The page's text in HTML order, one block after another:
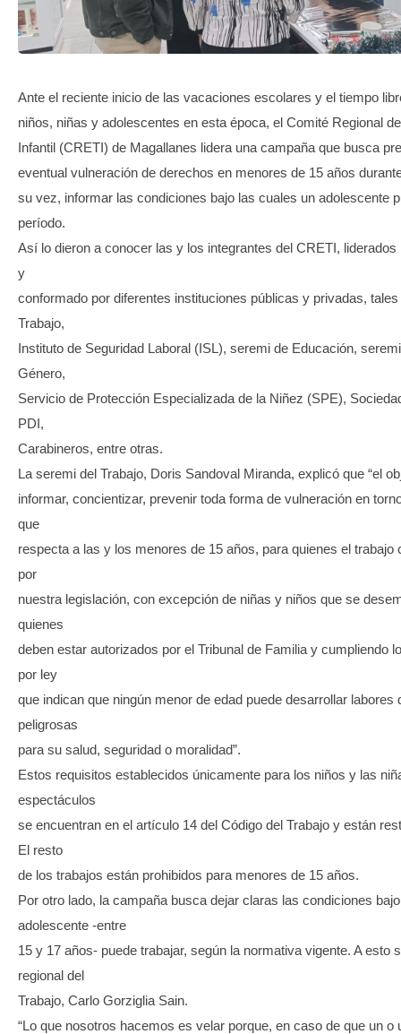
Ante el reciente inicio de las vacaciones escolares y el tiempo
niños, niñas y adolescentes en esta época, el Comité Regional
Infantil (CRETI) de Magallanes lidera una campaña que busca
eventual vulneración de derechos en menores de 15 años
su vez, informar las condiciones bajo las cuales un adolescente
período.
Así lo dieron a conocer las y los integrantes del CRETI, liderados
y
conformado por diferentes instituciones públicas y privadas,
Trabajo,
Instituto de Seguridad Laboral (ISL), seremi de Educación,
Género,
Servicio de Protección Especializada de la Niñez (SPE),
PDI,
Carabineros, entre otras.
La seremi del Trabajo, Doris Sandoval Miranda, explicó que “el
informar, concientizar, prevenir toda forma de vulneración en
que
respecta a las y los menores de 15 años, para quienes el trabajo
por
nuestra legislación, con excepción de niñas y niños que se
quienes
deben estar autorizados por el Tribunal de Familia y cumpliendo
por ley
que indican que ningún menor de edad puede desarrollar labores
peligrosas
para su salud, seguridad o moralidad”.
Estos requisitos establecidos únicamente para los niños y las
espectáculos
se encuentran en el artículo 14 del Código del Trabajo y están
El resto
de los trabajos están prohibidos para menores de 15 años.
Por otro lado, la campaña busca dejar claras las condiciones
adolescente -entre
15 y 17 años- puede trabajar, según la normativa vigente. A esto
regional del
Trabajo, Carlo Gorziglia Sain.
“Lo que nosotros hacemos es velar porque, en caso de que un o